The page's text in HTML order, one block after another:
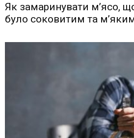
Як замаринувати м’ясо,
було соковитим та